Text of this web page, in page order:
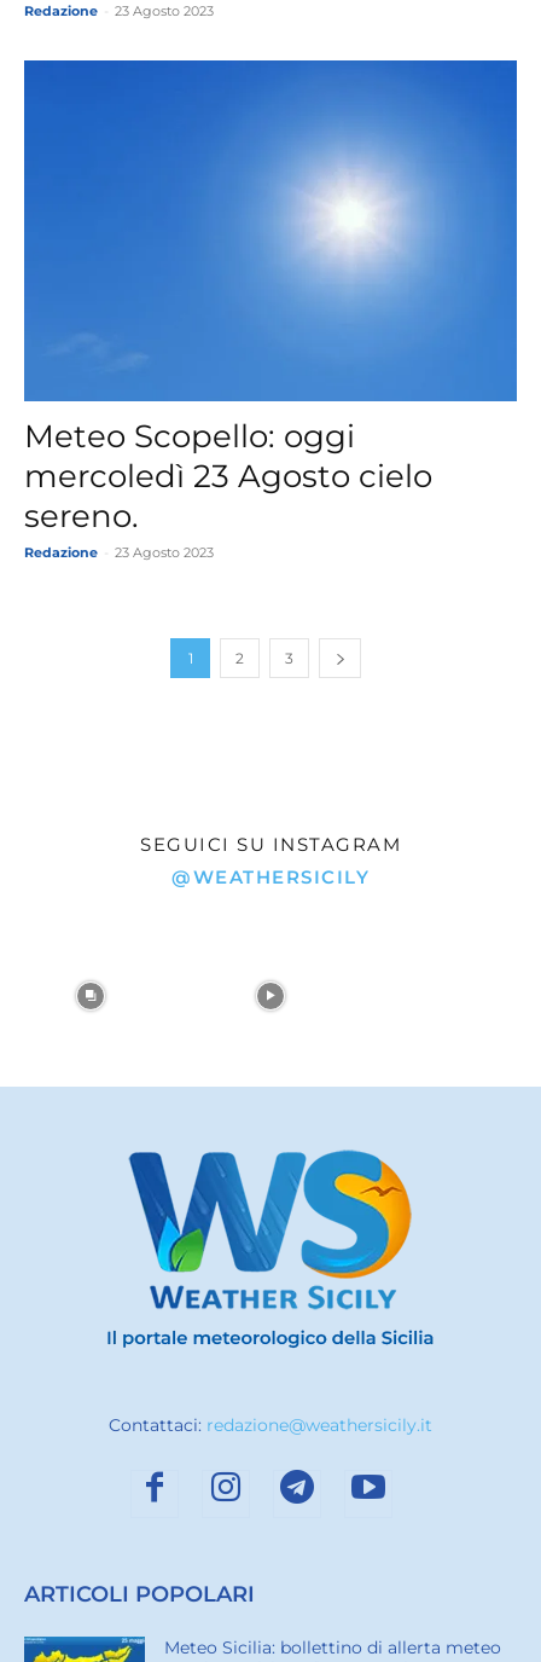
Redazione 23 Agosto 2023
Meteo Scopello: oggi
mercoledì 23 Agosto cielo
sereno.
Redazione 23 Agosto 2023
1 2 3
SEGUICI SU INSTAGRAM
@WEATHERSICILY
Contattaci: redazione@weathersicily.it
ARTICOLI POPOLARI
Meteo Sicilia: bollettino di allerta meteo